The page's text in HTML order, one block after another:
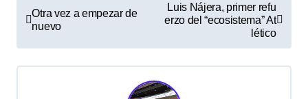
v
e
Otra vez a empezar de
nuevo
Luis Nájera, primer refu
erzo del “ecosistema” At
lético